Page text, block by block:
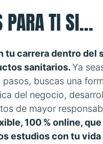
PARA TI SI...
tu carrera dentro del
sanitarios.Ya
buscas una
del negocio,
de mayor
100 % online,
estudios con tu